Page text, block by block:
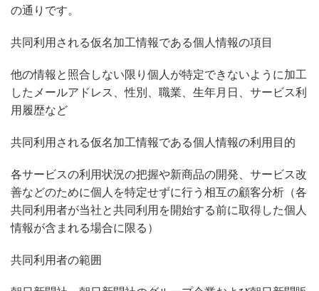
の通りです。
共同利用される仮名加工情報である個人情報の項目
他の情報と照合しない限り個人が特定できないように加工
したメールアドレス、性別、職業、生年月日、サービス利
用履歴など
共同利用される仮名加工情報である個人情報の利用目的
各サービスの利用状況の把握や新商品の開発、サービス改
善などのために個人を特定せずに行う相互の顧客分析（各
共同利用者が当社と共同利用を開始する前に取得した個人
情報が含まれる場合に限る）
共同利用者の範囲